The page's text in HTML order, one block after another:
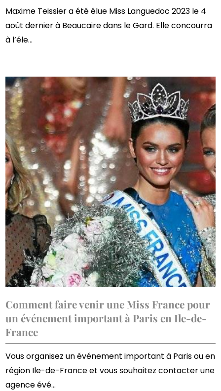
Maxime Teissier a été élue Miss Languedoc 2023 le 4
août dernier à Beaucaire dans le Gard. Elle concourra
à l’éle...
Comment faire venir une Miss France pour
un événement important à Paris en Ile-de-
France
Vous organisez un événement important à Paris ou en
région Ile-de-France et vous souhaitez contacter une
agence évé...